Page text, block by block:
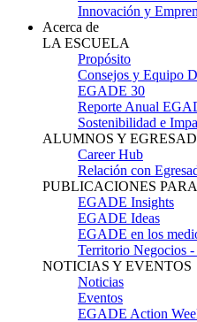
Innovación y
Acerca de
LA ESCUELA
Propósito
Consejos y Equipo
EGADE 30
Reporte Anual
Sostenibilidad e
ALUMNOS Y
Career Hub
Relación con
PUBLICACIONES
EGADE Insights
EGADE Ideas
EGADE en los
Territorio Negocios -
NOTICIAS Y EVENTOS
Noticias
Eventos
EGADE Action